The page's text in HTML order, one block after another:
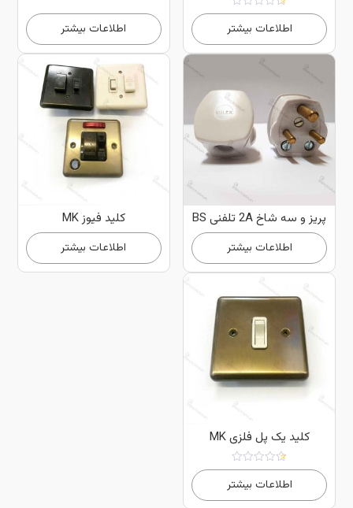
امتیاز
5.00
از 5
اطلاعات بیشتر اطلاعات بیشتر
پریز و سه شاخ 2A تلفنی BS
اطلاعات بیشتر
کلید فیوز MK
اطلاعات بیشتر
کلید یک پل فلزی MK
امتیاز
4.00
از 5
اطلاعات بیشتر